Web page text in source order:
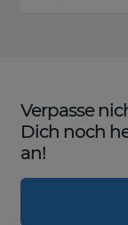
Verpasse
Dich noch
an!